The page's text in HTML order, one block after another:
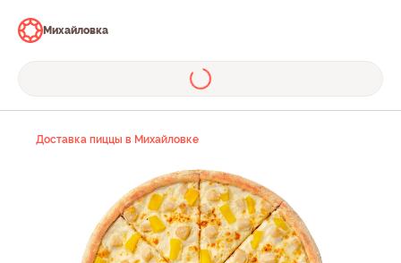
Михайловка
Доставка пиццы в Михайловке